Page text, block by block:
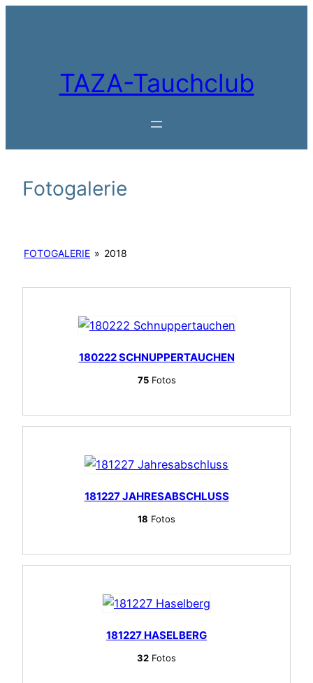
TAZA-Tauchclub
Fotogalerie
FOTOGALERIE » 2018
180222 SCHNUPPERTAUCHEN
75Fotos
181227 JAHRESABSCHLUSS
18 Fotos
181227 HASELBERG
32 Fotos